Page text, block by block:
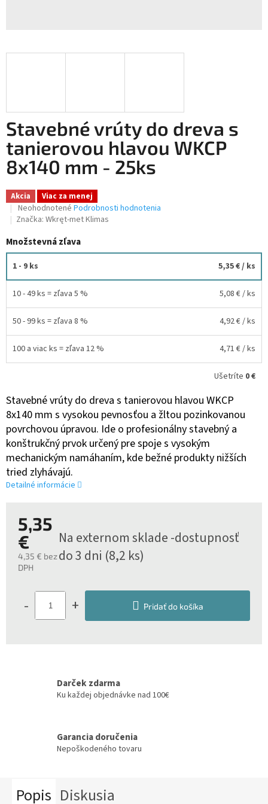
Stavebné vrúty do dreva s
tanierovou hlavou WKCP
8x140 mm - 25ks
Akcia Viac za menej
Priemerné
hodnotenie
je
0,0
z
hviezdičiek.
Neohodnotené Podrobnosti hodnotenia
Značka: Wkręt-met Klimas
Množstevná zľava
1 - 9 ks 5,35 €/ ks
10 - 49 ks = zľava 5 % 5,08 €/ ks
50 - 99 ks = zľava 8 % 4,92 €/ ks
100 a viac ks = zľava 12 % 4,71 €/ ks
Ušetríte 0 €
Stavebné vrúty do dreva s tanierovou hlavou WKCP
8x140 mm s vysokou pevnosťou a žltou pozinkovanou
povrchovou úpravou. Ide o profesionálny stavebný a
konštrukčný prvok určený pre spoje s vysokým
mechanickým namáhaním, kde bežné produkty nižších
tried zlyhávajú.
Detailné informácie
5,35
€
4,35 € bez
DPH
cena:
Na externom sklade -dostupnosť
do 3 dni (8,2 ks)
- + Pridať do košíka
Darček zdarma
Ku každej objednávke nad 100€
Garancia doručenia
Nepoškodeného tovaru
Popis Diskusia